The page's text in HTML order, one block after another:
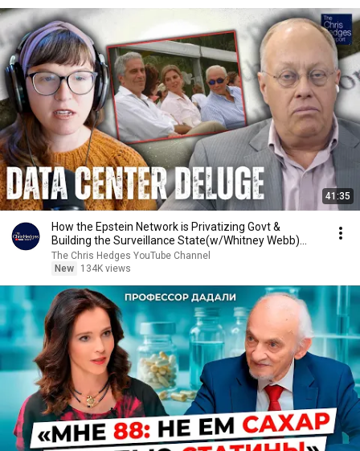
41:35
How the Epstein Network is Privatizing Govt &
Building the Surveillance State(w/Whitney Webb)
|TCHR
The Chris Hedges YouTube Channel
New
134K views